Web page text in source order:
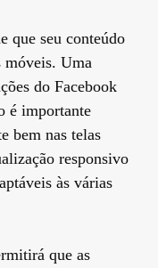
que seu conteúdo
móveis. Uma
do Facebook
é importante
bem nas telas
responsivo
às várias
que as